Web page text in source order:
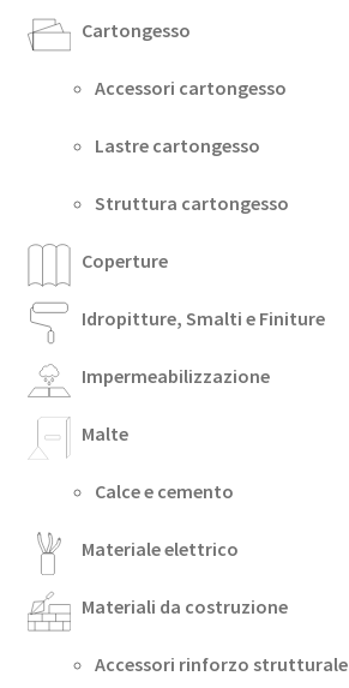
Cartongesso
Accessori cartongesso
Lastre cartongesso
Struttura cartongesso
Coperture
Idropitture, Smalti e Finiture
Impermeabilizzazione
Malte
Calce e cemento
Materiale elettrico
Materiali da costruzione
Accessori rinforzo strutturale